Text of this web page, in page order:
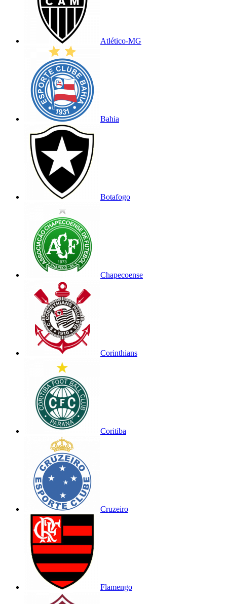
Atlético-MG
Bahia
Botafogo
Chapecoense
Corinthians
Coritiba
Cruzeiro
Flamengo